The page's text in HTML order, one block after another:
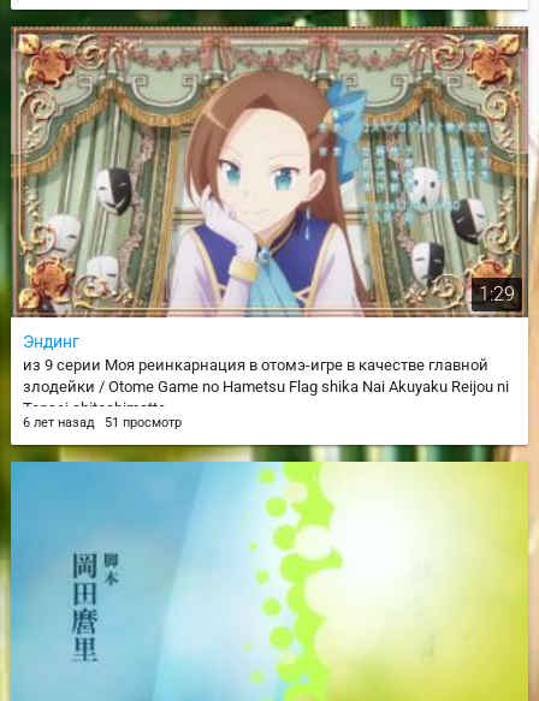
1:29
Эндинг
из 9 серии Моя реинкарнация в отомэ-игре в качестве главной
злодейки / Otome Game no Hametsu Flag shika Nai Akuyaku Reijou ni
Tensei shiteshimatta...
6 лет назад 51 просмотр